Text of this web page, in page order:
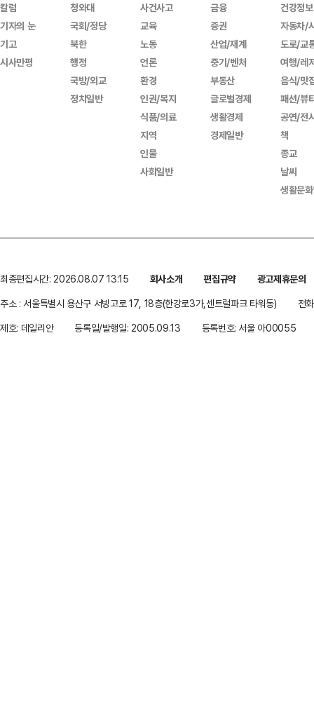
칼럼
기자의 눈
기고
시사만평
청와대
국회/정당
북한
행정
국방/외교
정치일반
사건사고
교육
노동
언론
환경
인권/복지
식품/의료
지역
인물
사회일반
금융
증권
산업/재계
중기/벤처
부동산
글로벌경제
생활경제
경제일반
건강정보
자동차/
도로/교
여행/레
음식/맛
패션/뷰
공연/전
책
종교
날씨
생활문
최종편집시간: 2026.08.07 13:15 회사소개 편집규약
광고제휴문의
주소 : 서울특별시 용산구 서빙고로 17, 18층(한강로3가,센트럴파크 타워동)
전
제호: 데일리안
등록일/발행일: 2005.09.13 등록번호: 서울 아00055